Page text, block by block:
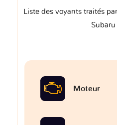
Liste des voyants traités
Subaru
Moteur